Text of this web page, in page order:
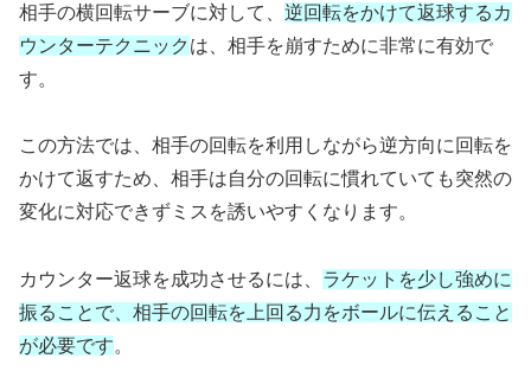
相手の横回転サーブに対して、 逆回転をかけて返球するカ
ウンターテクニック は、相手を崩すために非常に有効で
す。
この方法では、相手の回転を利用しながら逆方向に回転を
かけて返すため、相手は自分の回転に慣れていても突然の
変化に対応できずミスを誘いやすくなります。
カウンター返球を成功させるには、 ラケットを少し強めに
振ることで、相手の回転を上回る力をボールに伝えること
が必要です。